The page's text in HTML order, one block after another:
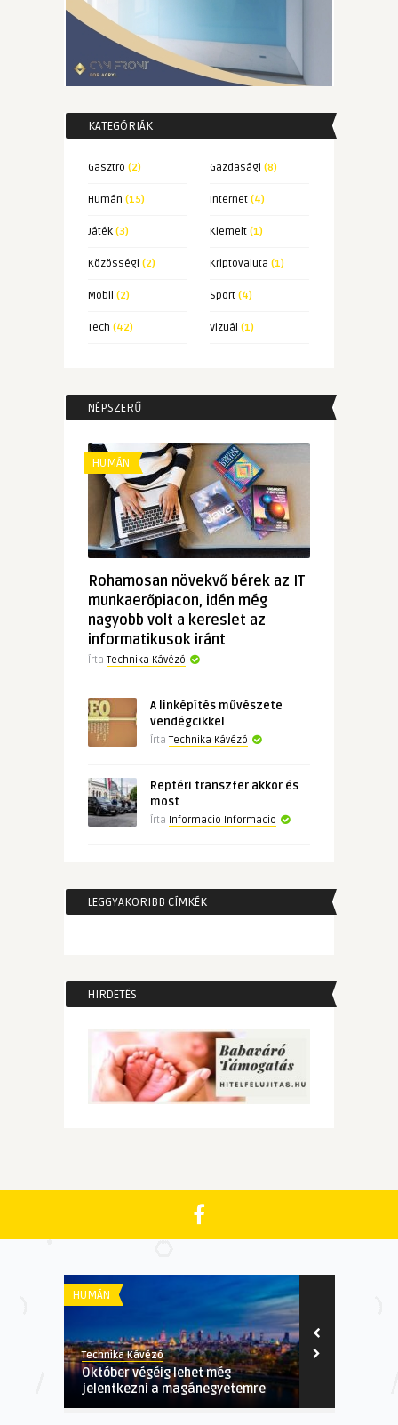
KATEGÓRIÁK
Gasztro (2) Gazdasági (8)
Humán (15) Internet(4)
Játék(3) Kiemelt(1)
Közösségi (2) Kriptovaluta (1)
Mobil (2) Sport(4)
Tech (42) Vizuál (1)
NÉPSZERŰ
HUMÁN
Rohamosan növekvő bérek az IT
munkaerőpiacon, idén még
nagyobb volt a kereslet az
informatikusok iránt
Írta Technika Kávézó
A linképítés művészete
vendégcikkel
Írta Technika Kávézó
Reptéri transzfer akkor és
most
Írta Informacio Informacio
LEGGYAKORIBB CÍMKÉK
HIRDETÉS
HUMÁN
Technika Kávézó
Október végéig lehet még
jelentkezni a magánegyetemre